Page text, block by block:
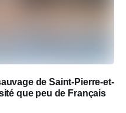
de Saint-Pierre-et-
que peu de Français